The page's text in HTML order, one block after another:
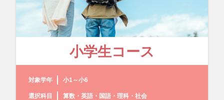
小学生コース
対象学年 小1～小6
選択科目 算数・英語・国語・理科・社会